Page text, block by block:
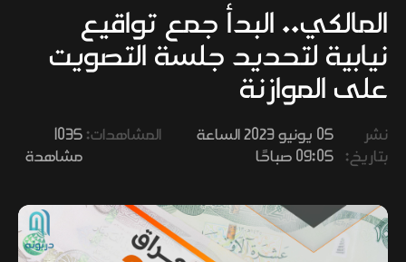
ثقافة
وفنون
المالكي.. البدأ جمع تواقيع
نيابية لتحديد جلسة التصويت
على الموازنة
نشر
بتاريخ:
05 يونيو 2023 الساعة
09:05 صباحًا
المشاهدات:1035
مشاهدة